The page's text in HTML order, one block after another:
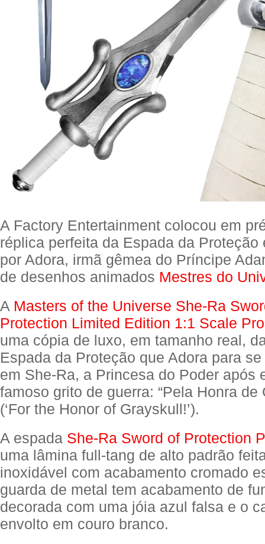
A Factory Entertainment colocou em
réplica perfeita da Espada da Proteção
por Adora, irmã gêmea do Príncipe
de desenhos animados Mestres do
A Masters of the Universe She-Ra
Protection Limited Edition 1:1 Scale
uma cópia de luxo, em tamanho real,
Espada da Proteção que Adora para
em She-Ra, a Princesa do Poder após
famoso grito de guerra: “Pela Honra de
(‘For the Honor of Grayskull!’).
A espada She-Ra Sword of Protection
uma lâmina full-tang de alto padrão
inoxidável com acabamento cromado
guarda de metal tem acabamento de
decorada com uma jóia azul falsa e o
envolto em couro branco.